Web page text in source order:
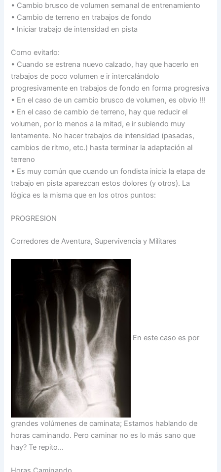
• Cambio brusco de volumen semanal de entrenamiento
• Cambio de terreno en trabajos de fondo
• Iniciar trabajo de intensidad en pista
Como evitarlo:
• Cuando se estrena nuevo calzado, hay que hacerlo en
trabajos de poco volumen e ir intercalándolo
progresivamente en trabajos de fondo en forma progresiva
• En el caso de un cambio brusco de volumen, es obvio !!!
• En el caso de cambio de terreno, hay que reducir el
volumen, por lo menos a la mitad, e ir subiendo muy
lentamente. No hacer trabajos de intensidad (pasadas,
cambios de ritmo, etc.) hasta terminar la adaptación al
terreno
• Es muy común que cuando un fondista inicia la etapa de
trabajo en pista aparezcan estos dolores (y otros). La
lógica es la misma que en los otros puntos:
PROGRESION
Corredores de Aventura, Supervivencia y Militares
En este caso es por
grandes volúmenes de caminata; Estamos hablando de
horas caminando. Pero caminar no es lo más sano que
hay? Te repito…